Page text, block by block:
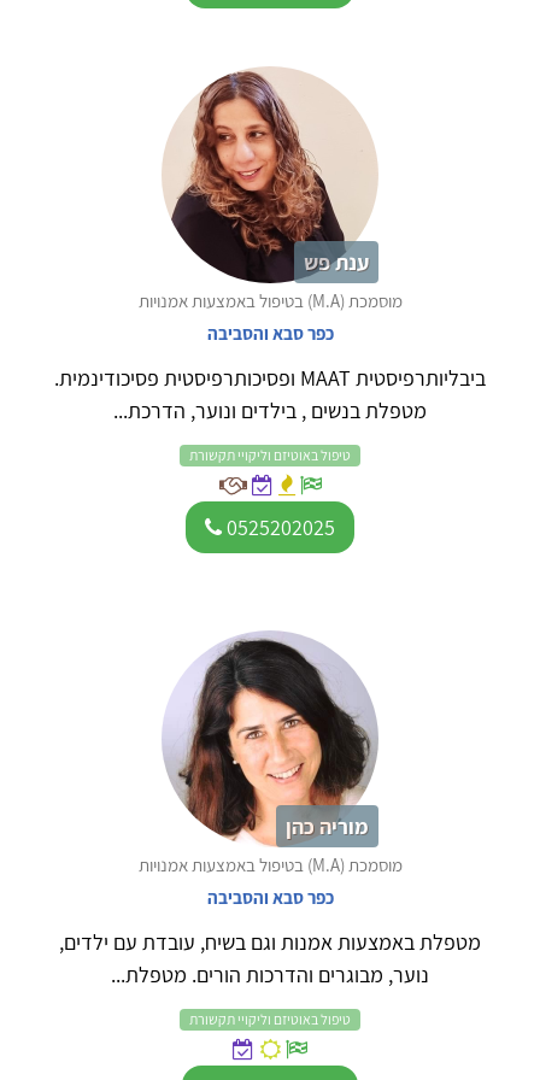
ענת פש
מוסמכת (M.A) בטיפול באמצעות אמנויות
כפר סבא והסביבה
ביבליותרפיסטית MAAT ופסיכותרפיסטית פסיכודינמית.
מטפלת בנשים , בילדים ונוער, הדרכת...
טיפול באוטיזם וליקויי תקשורת
0525202025
מוריה כהן
מוסמכת (M.A) בטיפול באמצעות אמנויות
כפר סבא והסביבה
מטפלת באמצעות אמנות וגם בשיח, עובדת עם ילדים,
נוער, מבוגרים והדרכות הורים. מטפלת...
טיפול באוטיזם וליקויי תקשורת